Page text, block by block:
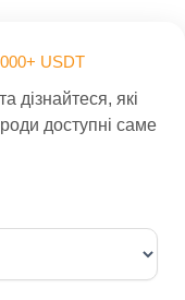
USDT
дізнайтеся, які
доступні саме